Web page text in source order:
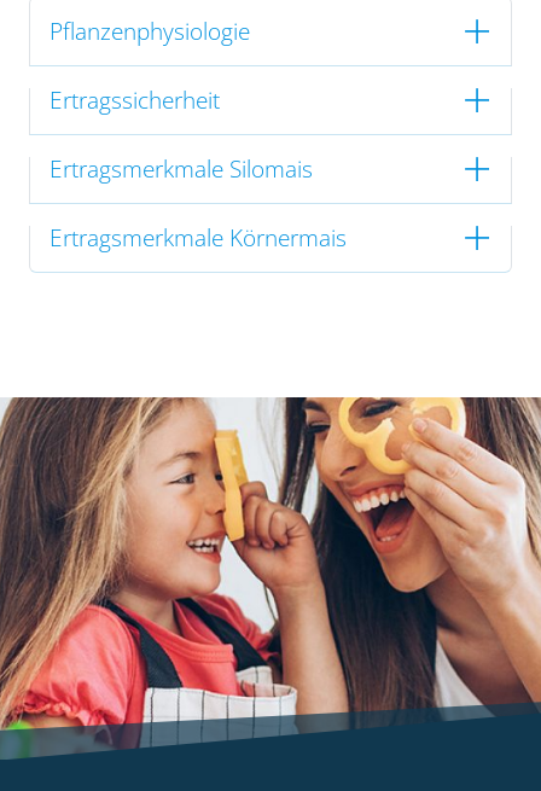
Pflanzenphysiologie
Ertragssicherheit
Ertragsmerkmale Silomais
Ertragsmerkmale Körnermais